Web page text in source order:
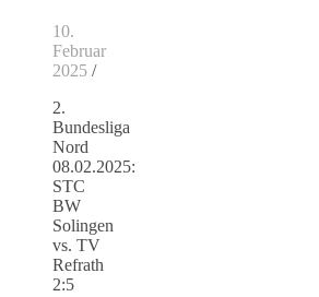
10.
Februar
2025 /
2.
Bundesliga
Nord
08.02.2025:
STC
BW
Solingen
vs. TV
Refrath
2:5